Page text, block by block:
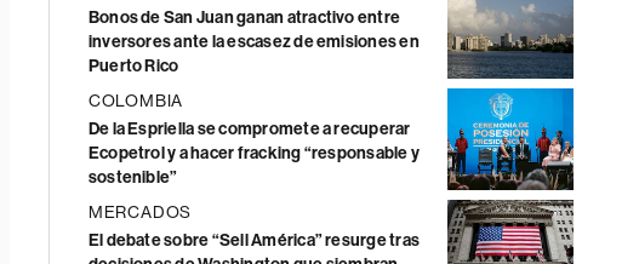
Bonos de San Juan ganan atractivo entre
inversores ante la escasez de emisiones en
Puerto Rico
COLOMBIA
De la Espriella se compromete a recuperar
Ecopetrol y a hacer fracking “responsable y
sostenible”
MERCADOS
El debate sobre “Sell América” resurge tras